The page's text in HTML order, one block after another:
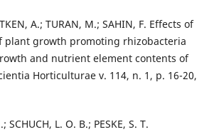
A.; TURAN, M.; SAHIN, F. Effects of
plant growth promoting rhizobacteria
and nutrient element contents of
Horticulturae v. 114, n. 1, p. 16-20,
SCHUCH, L. O. B.; PESKE, S. T.